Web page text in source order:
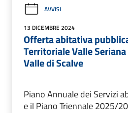
AVVISI
13 DICEMBRE 2024
Offerta abitativa
Territoriale Valle
Valle di Scalve
Piano Annuale dei Servizi
e il Piano Triennale 2025/